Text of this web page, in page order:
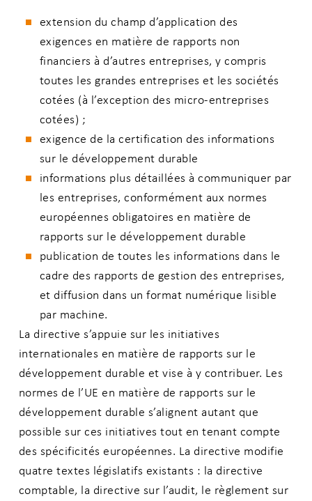
extension du champ d’application des
exigences en matière de rapports non
financiers à d’autres entreprises, y compris
toutes les grandes entreprises et les sociétés
cotées (à l’exception des micro-entreprises
cotées) ;
exigence de la certification des informations
sur le développement durable
informations plus détaillées à communiquer par
les entreprises, conformément aux normes
européennes obligatoires en matière de
rapports sur le développement durable
publication de toutes les informations dans le
cadre des rapports de gestion des entreprises,
et diffusion dans un format numérique lisible
par machine.
La directive s’appuie sur les initiatives
internationales en matière de rapports sur le
développement durable et vise à y contribuer. Les
normes de l’UE en matière de rapports sur le
développement durable s’alignent autant que
possible sur ces initiatives tout en tenant compte
des spécificités européennes. La directive modifie
quatre textes législatifs existants : la directive
comptable, la directive sur l’audit, le règlement sur